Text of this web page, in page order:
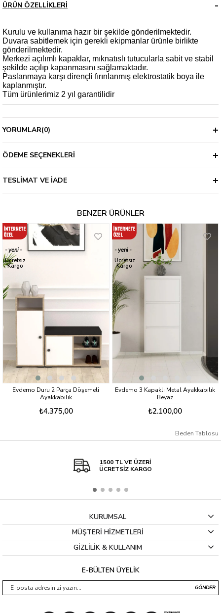
ÜRÜN ÖZELLIKLERI
Kurulu ve kullanıma hazır bir şekilde gönderilmektedir.
Duvara sabitlemek için gerekli ekipmanlar ürünle birlikte
gönderilmektedir.
Merkezi açılımlı kapaklar, mıknatıslı tutucularla sabit ve stabil
şekilde açılıp kapanmasını sağlamaktadır.
Paslanmaya karşı dirençli fırınlanmış elektrostatik boya ile
kaplanmıştır.
Tüm ürünlerimiz 2 yıl garantilidir
YORUMLAR(0)
ÖDEME SEÇENEKLERI
TESLIMAT VE İADE
BENZER ÜRÜNLER
Evdemo Duru 2 Parça Döşemeli
Ayakkabılık
₺4.375,00
yeni
ürün
Ücretsiz
Kargo
Evdemo 3 Kapaklı Metal Ayakkabılık
Beyaz
₺2.100,00
yeni
ürün
Ücretsiz
Kargo
Beden Tablosu
1500 TL VE ÜZERİ
ÜCRETSİZ KARGO
KURUMSAL
MÜŞTERİ HİZMETLERİ
GİZLİLİK & KULLANIM
E-BÜLTEN ÜYELİK
GÖNDER